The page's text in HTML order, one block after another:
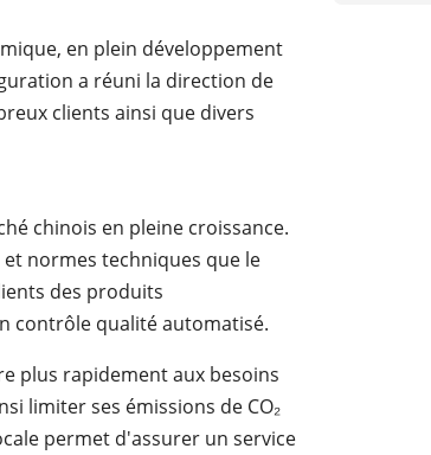
en plein développement
a réuni la direction de
clients ainsi que divers
chinois en pleine croissance.
normes techniques que le
des produits
contrôle qualité automatisé.
plus rapidement aux besoins
limiter ses émissions de CO₂
permet d'assurer un service